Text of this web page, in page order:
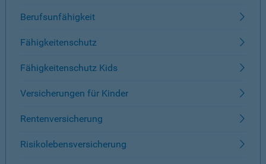
Berufsunfähigkeit
Fähigkeitenschutz
Fähigkeitenschutz Kids
Versicherungen für Kinder
Rentenversicherung
Risikolebensversicherung